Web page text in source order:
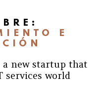
E
a new startup that
services world